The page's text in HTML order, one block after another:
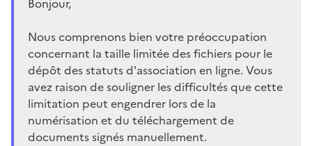
Nous comprenons bien votre préoccupation
concernant la taille limitée des fichiers pour le
dépôt des statuts d'association en ligne. Vous
avez raison de souligner les difficultés que cette
limitation peut engendrer lors de la
numérisation et du téléchargement de
documents signés manuellement.